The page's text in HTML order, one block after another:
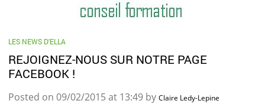
LES NEWS D'ELLA
REJOIGNEZ-NOUS SUR NOTRE PAGE
FACEBOOK !
Posted on 09/02/2015 at 13:49 by Claire Ledy-Lepine